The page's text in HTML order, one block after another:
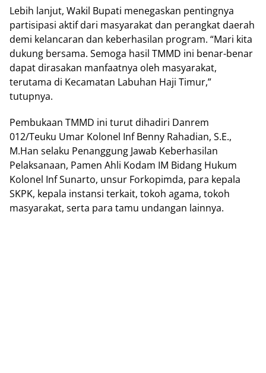
Lebih lanjut, Wakil Bupati menegaskan pentingnya
partisipasi aktif dari masyarakat dan perangkat daerah
demi kelancaran dan keberhasilan program. “Mari kita
dukung bersama. Semoga hasil TMMD ini benar-benar
dapat dirasakan manfaatnya oleh masyarakat,
terutama di Kecamatan Labuhan Haji Timur,”
tutupnya.
Pembukaan TMMD ini turut dihadiri Danrem
012/Teuku Umar Kolonel Inf Benny Rahadian, S.E.,
M.Han selaku Penanggung Jawab Keberhasilan
Pelaksanaan, Pamen Ahli Kodam IM Bidang Hukum
Kolonel Inf Sunarto, unsur Forkopimda, para kepala
SKPK, kepala instansi terkait, tokoh agama, tokoh
masyarakat, serta para tamu undangan lainnya.